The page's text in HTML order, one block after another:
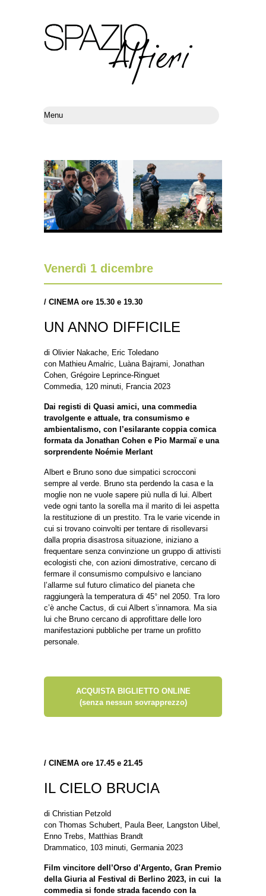
Venerdì 1 dicembre
/ CINEMA ore 15.30 e 19.30
UN ANNO DIFFICILE
di Olivier Nakache, Eric Toledano
con Mathieu Amalric, Luàna Bajrami, Jonathan
Cohen, Grégoire Leprince-Ringuet
Commedia, 120 minuti, Francia 2023
Dai registi di Quasi amici, una commedia
travolgente e attuale, tra consumismo e
ambientalismo, con l’esilarante coppia comica
formata da Jonathan Cohen e Pio Marmaï e una
sorprendente Noémie Merlant
Albert e Bruno sono due simpatici scrocconi
sempre al verde. Bruno sta perdendo la casa e la
moglie non ne vuole sapere più nulla di lui. Albert
vede ogni tanto la sorella ma il marito di lei aspetta
la restituzione di un prestito. Tra le varie vicende in
cui si trovano coinvolti per tentare di risollevarsi
dalla propria disastrosa situazione, iniziano a
frequentare senza convinzione un gruppo di attivisti
ecologisti che, con azioni dimostrative, cercano di
fermare il consumismo compulsivo e lanciano
l’allarme sul futuro climatico del pianeta che
raggiungerà la temperatura di 45° nel 2050. Tra loro
c’è anche Cactus, di cui Albert s’innamora. Ma sia
lui che Bruno cercano di approfittare delle loro
manifestazioni pubbliche per trarne un profitto
personale.
ACQUISTA BIGLIETTO ONLINE
(senza nessun sovrapprezzo)
/ CINEMA ore 17.45 e 21.45
IL CIELO BRUCIA
di Christian Petzold
con Thomas Schubert, Paula Beer, Langston Uibel,
Enno Trebs, Matthias Brandt
Drammatico, 103 minuti, Germania 2023
Film vincitore dell’Orso d’Argento, Gran Premio
della Giuria al Festival di Berlino 2023, in cui la
commedia si fonde strada facendo con la